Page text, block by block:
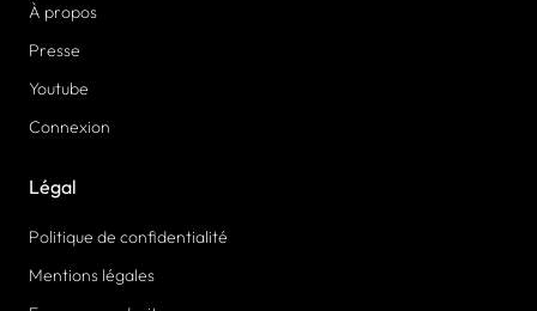
À propos
Presse
Youtube
Connexion
Légal
Politique de confidentialité
Mentions légales